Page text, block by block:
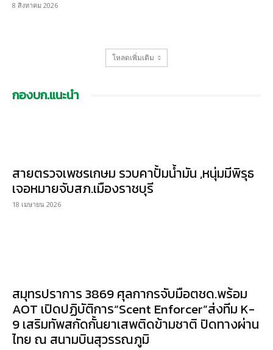
8 สิงหาคม 2026
โหลดเพิ่มเติม
กองบก.แนะนำ
สายตรวจเพชรเกษม รวบคาปั้มน้ำมัน ,หนุ่มมีพิรุธ
เจอหมายจับสภ.เมืองราชบุรี
18 เมษายน 2026
สมุทรปราการ 3869 ศุลกากรจับมือตชด.พร้อม
AOT เปิดปฏิบัติการ“Scent Enforcer”ส่งทีม K-
9 เสริมทัพสกัดกั้นยาเสพติดข้ามชาติ ปิดทางผ่าน
ไทย ณ สนามบินสุวรรณภูมิ